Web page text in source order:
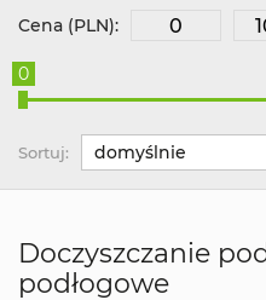
Cena (PLN):
0
Sortuj: domyślnie
Doczyszczanie
podłogowe